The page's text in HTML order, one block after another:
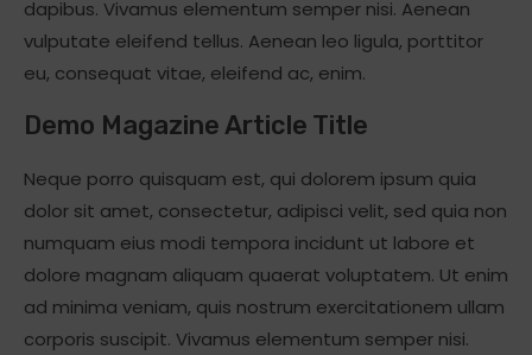
dapibus. Vivamus elementum semper nisi. Aenean
vulputate eleifend tellus. Aenean leo ligula, porttitor
eu, consequat vitae, eleifend ac, enim.
Demo Magazine Article Title
Neque porro quisquam est, qui dolorem ipsum quia
dolor sit amet, consectetur, adipisci velit, sed quia non
numquam eius modi tempora incidunt ut labore et
dolore magnam aliquam quaerat voluptatem. Ut enim
ad minima veniam, quis nostrum exercitationem ullam
corporis suscipit. Vivamus elementum semper nisi.